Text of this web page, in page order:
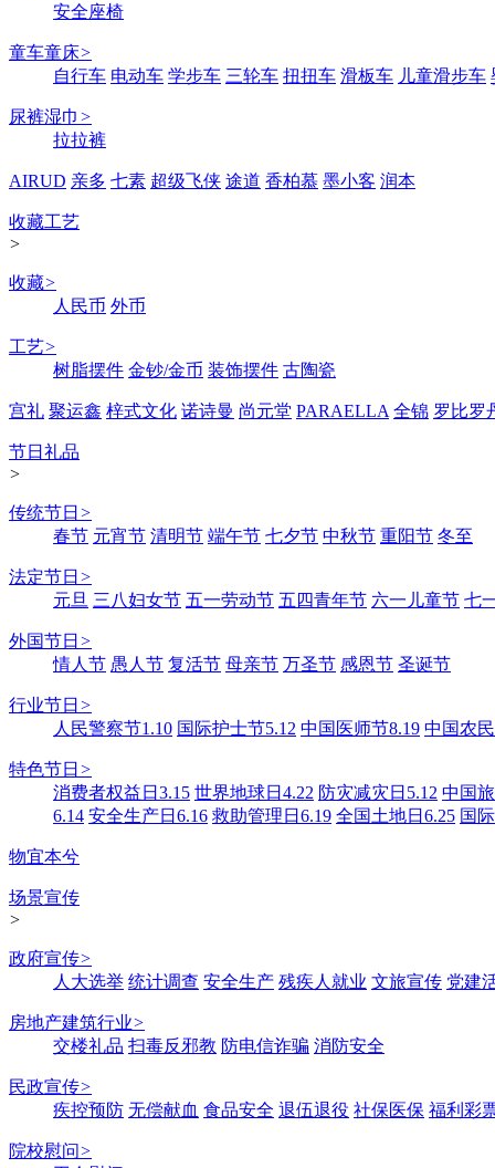
安全座椅
童车童床>
自行车 电动车 学步车 三轮车 扭扭车 滑板车 儿童滑步车
尿裤湿巾 >
拉拉裤
AIRUD 亲多 七素 超级飞侠 途道 香柏慕 墨小客 润本
收藏工艺
>
收藏>
人民币 外币
工艺>
树脂摆件 金钞/金币 装饰摆件 古陶瓷
宫礼 聚运鑫 梓式文化 诺诗曼 尚元堂 PARAELLA 全锦 罗比罗
节日礼品
>
传统节日 >
春节 元宵节 清明节 端午节 七夕节 中秋节 重阳节 冬至
法定节日 >
元旦 三八妇女节 五一劳动节 五四青年节 六一儿童节 七
外国节日 >
情人节 愚人节 复活节 母亲节 万圣节 感恩节 圣诞节
行业节日 >
人民警察节1.10 国际护士节5.12 中国医师节8.19 中国农
特色节日 >
消费者权益日3.15 世界地球日4.22 防灾减灾日5.12 中国
6.14 安全生产日6.16 救助管理日6.19 全国土地日6.25 国
物宜本兮
场景宣传
>
政府宣传>
人大选举 统计调查 安全生产 残疾人就业 文旅宣传 党建
房地产建筑行业>
交楼礼品 扫毒反邪教 防电信诈骗 消防安全
民政宣传>
疾控预防 无偿献血 食品安全 退伍退役 社保医保 福利彩
院校慰问>